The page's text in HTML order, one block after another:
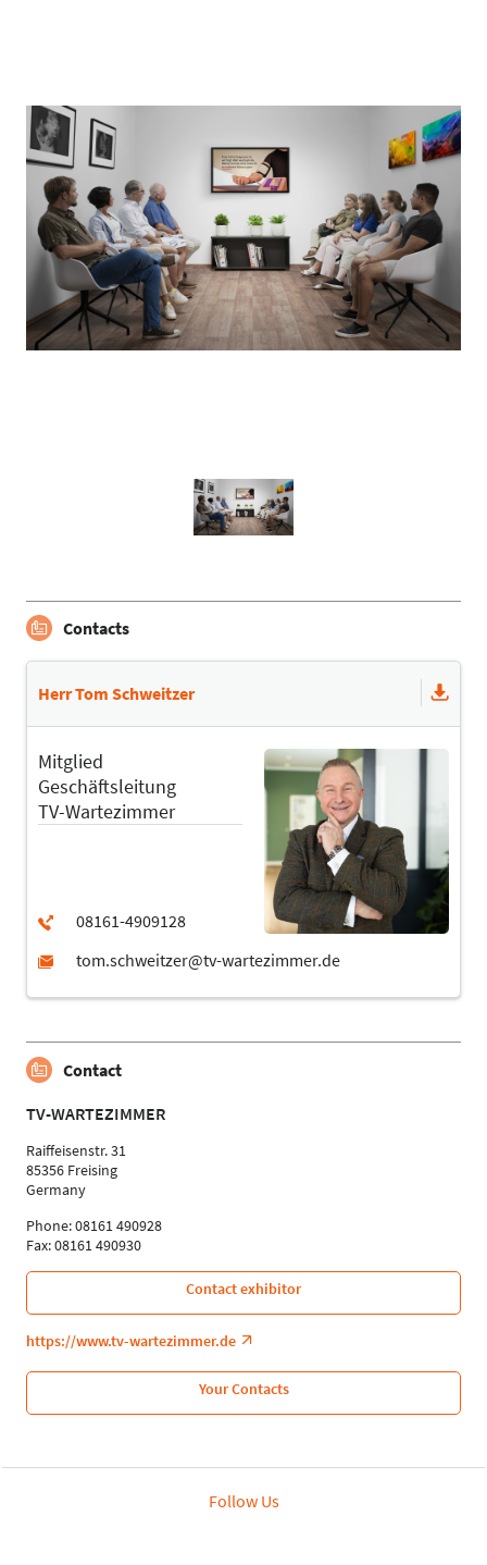
Contacts
Herr Tom Schweitzer
Mitglied
Geschäftsleitung
TV-Wartezimmer
Contact
TV-WARTEZIMMER
Raiffeisenstr. 31
85356 Freising
Germany
Phone: 08161 490928
Fax: 08161 490930
Contact exhibitor
https://www.tv-wartezimmer.de
Your Contacts
Follow Us